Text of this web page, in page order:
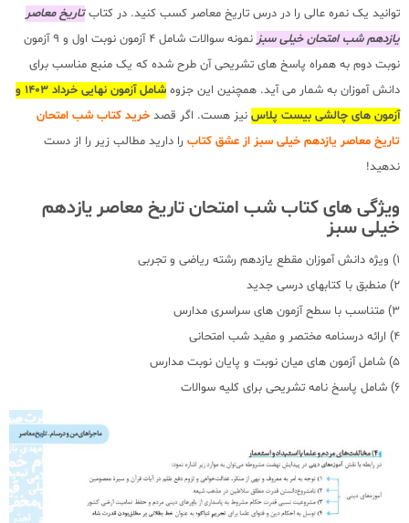
توانید یک نمره عالی را در درس تاریخ معاصر کسب کنید. در کتابتاریخ معاصر
یازدهم شب امتحان خیلی سبز
نمونه سوالات شامل 4 آزمون نوبت اول و 9 آزمون
نوبت دوم به همراه پاسخ های تشریحی آن طرح شده که یک منبع مناسب برای
دانش آموزان به شمار می آید. همچنین این جزوه
شامل آزمون نهایی خرداد 1403 و
آزمون های چالشی بیست پلاس نیز هست. اگر قصد خرید کتاب شب امتحان
تاریخ معاصر یازدهم خیلی سبز از عشق کتاب را دارید مطالب زیر را از دست
ندهید!
ویژگی های کتاب شب امتحان تاریخ معاصر یازدهم
خیلی سبز
1) ویژه دانش آموزان مقطع یازدهم رشته ریاضی و تجربی
2) منطبق با کتابهای درسی جدید
3) متناسب با سطح آزمون های سراسری مدارس
4) ارائه درسنامه مختصر و مفید شب امتحانی
5) شامل آزمون های میان نوبت و پایان نوبت مدارس
6) شامل پاسخ نامه تشریحی برای کلیه سوالات